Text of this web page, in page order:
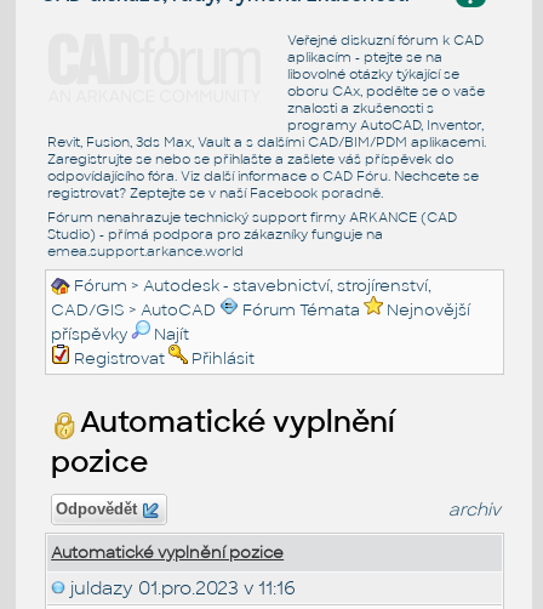
Veřejné diskuzní fórum k CAD
aplikacím - ptejte se na
libovolné otázky týkající se
oboru CAx, podělte se o vaše
znalosti a zkušenosti s
programy AutoCAD, Inventor,
Revit, Fusion, 3ds Max, Vault a s dalšími CAD/BIM/PDM aplikacemi.
Zaregistrujte se nebo se přihlašte a zašlete váš příspěvek do
odpovídajícího fóra. Viz další informace o CAD Fóru. Nechcete se
registrovat? Zeptejte se v naší Facebook poradně.
Fórum nenahrazuje technický support firmy ARKANCE (CAD
Studio) - přímá podpora pro zákazníky funguje na
emea.support.arkance.world
Fórum >Autodesk - stavebnictví, strojírenství,
CAD/GIS >AutoCAD Fórum Témata
Nejnovější
příspěvky
Najít
Registrovat
Přihlásit
Automatické vyplnění
pozice
Odpovědět archiv
Automatické vyplnění pozice
juldazy 01.pro.2023 v 11:16